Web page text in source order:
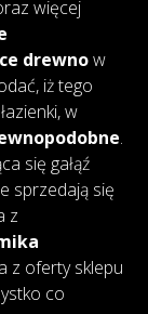
więcej
drewnow
iż tego
w
.
się gałąź
sprzedają się
z
z oferty sklepu
co